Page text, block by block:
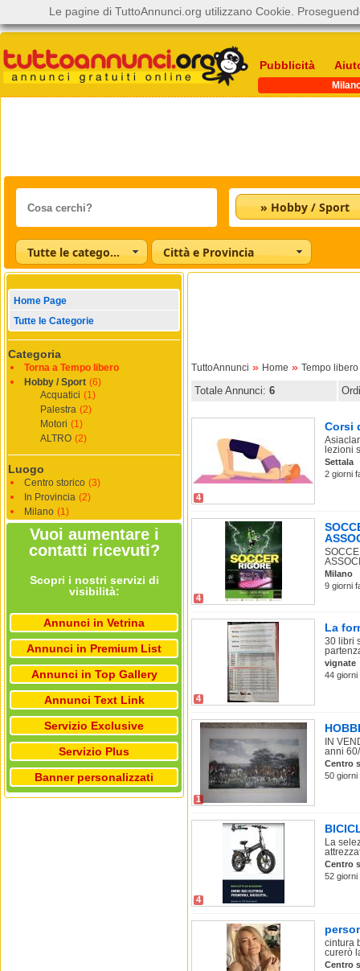
Pubblicità
» Hobby / Sport
Tutte le categorie Città e Provincia
Home Page
Tutte le Categorie
Categoria
Torna a Tempo libero
Hobby / Sport (6)
Acquatici (1)
Palestra (2)
Motori (1)
ALTRO (2)
Luogo
Centro storico (3)
In Provincia (2)
Milano (1)
Vuoi aumentare i
contatti ricevuti?
Scopri i nostri servizi di
visibilità:
Annunci in Vetrina
Annunci in Premium List
Annunci in Top Gallery
Annunci Text Link
Servizio Exclusive
Servizio Plus
Banner personalizzati
TuttoAnnunci » Home » Tempo libero
Totale Annunci: 6
4
Corsi
lezioni
Settala
2 giorni
4
Milano
9 giorni
4
La
30 libri
vignate
44 giorni
1
IN
anni
Centro
50 giorni
4
La
Centro
52 giorni
cintura
curerò
Centro
Le pagine di TuttoAnnunci.org utilizzano Cookie.